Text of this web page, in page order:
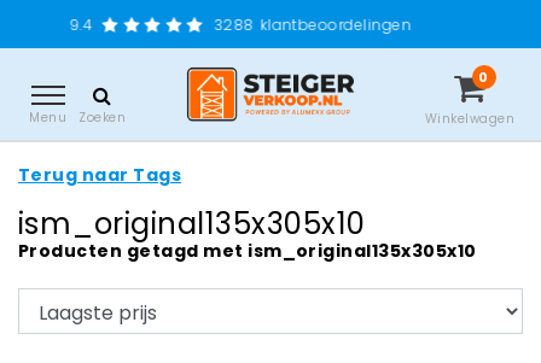
3288 klantbeoordelingen
Menu Zoeken
0
Winkelwagen
Terug naar Tags
ism_original135x305x10
Producten getagd met ism_original135x305x10